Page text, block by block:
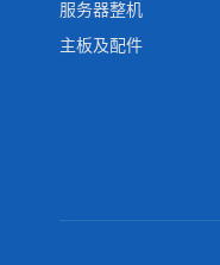
服务器整机
主板及配件